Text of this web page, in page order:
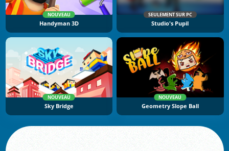
NOUVEAU
Handyman 3D
SEULEMENT SUR PC
Studio's Pupil
NOUVEAU
Sky Bridge
NOUVEAU
Geometry Slope Ball